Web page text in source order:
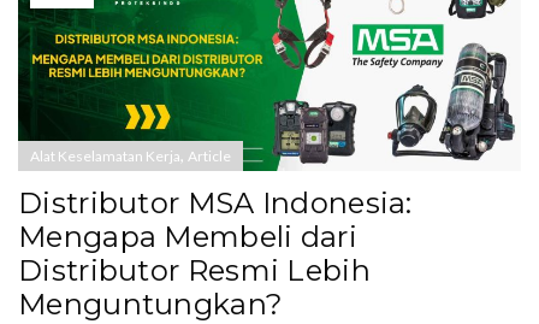
Alat Keselamatan Kerja, Article
Distributor MSA Indonesia:
Mengapa Membeli dari
Distributor Resmi Lebih
Menguntungkan?